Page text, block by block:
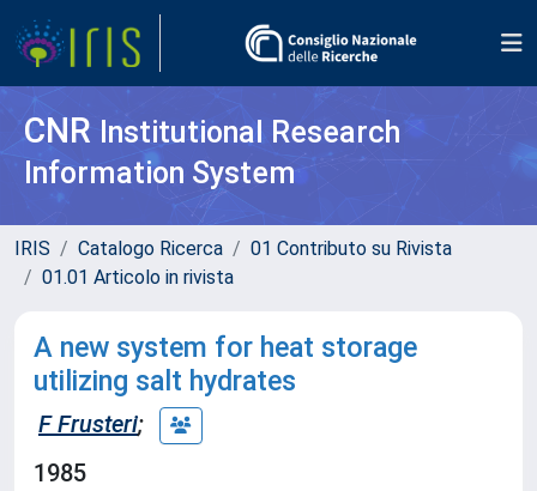
CNR Institutional Research
Information System
IRIS Catalogo Ricerca
01 Contributo su Rivista
01.01 Articolo in rivista
A new system for heat storage
utilizing salt hydrates
F Frusteri;
1985